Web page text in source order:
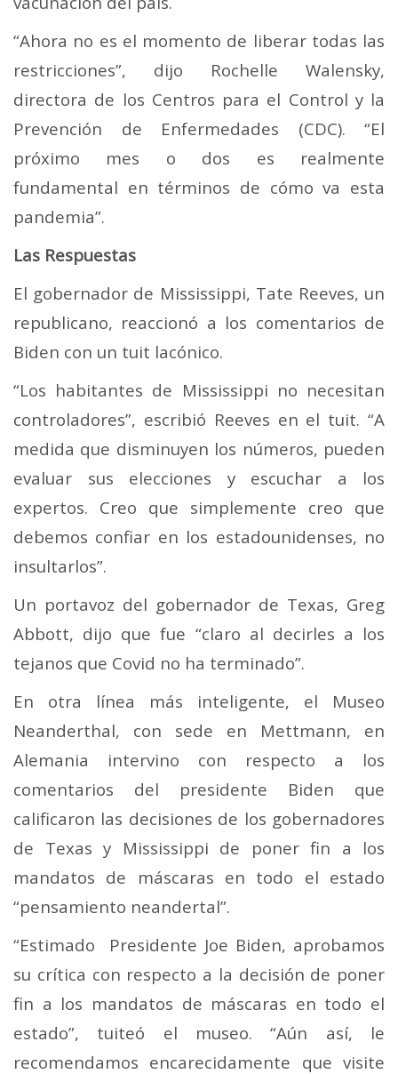
“Ahora no es el momento de liberar todas las
restricciones”, dijo Rochelle Walensky,
directora de los Centros para el Control y la
Prevención de Enfermedades (CDC). “El
próximo mes o dos es realmente
fundamental en términos de cómo va esta
pandemia”.
Las Respuestas
El gobernador de Mississippi, Tate Reeves, un
republicano, reaccionó a los comentarios de
Biden con un tuit lacónico.
“Los habitantes de Mississippi no necesitan
controladores”, escribió Reeves en el tuit. “A
medida que disminuyen los números, pueden
evaluar sus elecciones y escuchar a los
expertos. Creo que simplemente creo que
debemos confiar en los estadounidenses, no
insultarlos”.
Un portavoz del gobernador de Texas, Greg
Abbott, dijo que fue “claro al decirles a los
tejanos que Covid no ha terminado”.
En otra línea más inteligente, el Museo
Neanderthal, con sede en Mettmann, en
Alemania intervino con respecto a los
comentarios del presidente Biden que
calificaron las decisiones de los gobernadores
de Texas y Mississippi de poner fin a los
mandatos de máscaras en todo el estado
“pensamiento neandertal”.
“Estimado Presidente Joe Biden, aprobamos
su crítica con respecto a la decisión de poner
fin a los mandatos de máscaras en todo el
estado”, tuiteó el museo. “Aún así, le
recomendamos encarecidamente que visite